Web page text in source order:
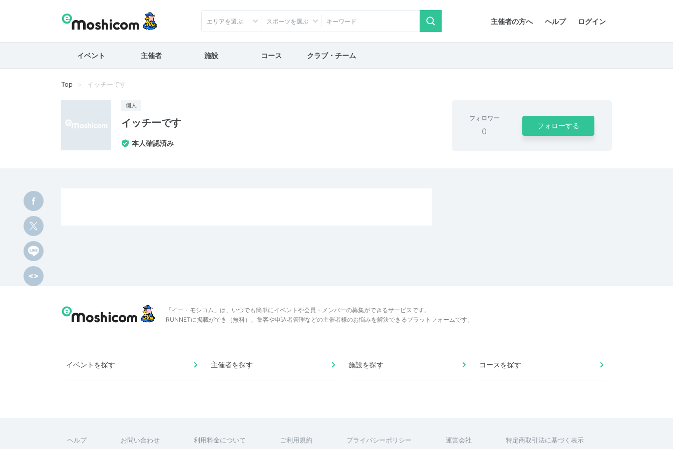
主催者の方へ ヘルプ ログイン
エリアを選ぶ スポーツを選ぶ
イベント 主催者 施設 コース クラブ・チーム
Top イッチーです
個人
イッチーです
本人確認済み
フォロワー
0
フォローする
「イー・モシコム」は、いつでも簡単にイベントや会員・メンバーの募集ができるサービスです。
RUNNETに掲載ができ（無料）、集客や申込者管理などの主催者様のお悩みを解決できるプラットフォームです。
イベントを探す 主催者を探す 施設を探す コースを探す
ヘルプ お問い合わせ 利用料金について ご利用規約 プライバシーポリシー 運営会社 特定商取引法に基づく表示